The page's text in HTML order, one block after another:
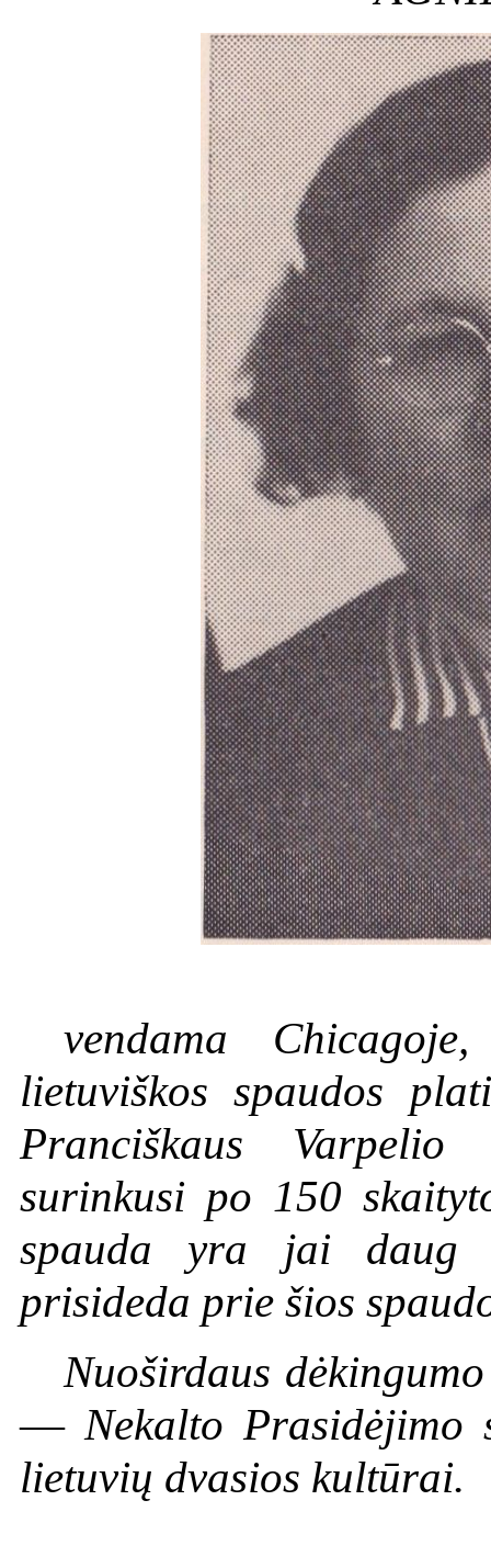
vendama
lietuviškos spaudos
Pranciškaus
surinkusi po 150
spauda yra jai daug
prisideda prie šios
Nuoširdaus
— Nekalto Prasidėjimo
lietuvių dvasios kultūrai.